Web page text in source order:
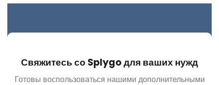
Свяжитесь со Splygo для ваших нужд
Готовы воспользоваться нашими дополнительными